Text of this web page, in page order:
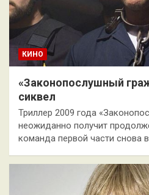
КИНО
«Законопослушный
сиквел
Триллер 2009 года
неожиданно получит
команда первой части снова